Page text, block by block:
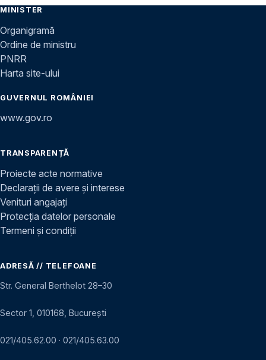
MINISTER
Organigramă
Ordine de ministru
PNRR
Harta site-ului
GUVERNUL ROMÂNIEI
www.gov.ro
TRANSPARENȚĂ
Proiecte acte normative
Declarații de avere și interese
Venituri angajați
Protecția datelor personale
Termeni și condiții
ADRESĂ // TELEFOANE
Str. General Berthelot 28–30
Sector 1, 010168, București
021/405.62.00 · 021/405.63.00